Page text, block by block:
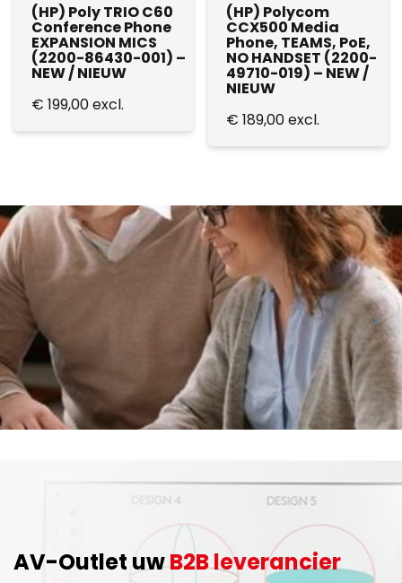
(HP) Poly TRIO C60
Conference Phone
EXPANSION MICS
(2200-86430-001) –
NEW / NIEUW
€ 199,00excl.
(HP) Polycom
CCX500 Media
Phone, TEAMS, PoE,
NO HANDSET (2200-
49710-019) – NEW /
NIEUW
€ 189,00excl.
AV-Outlet uwB2B leverancier